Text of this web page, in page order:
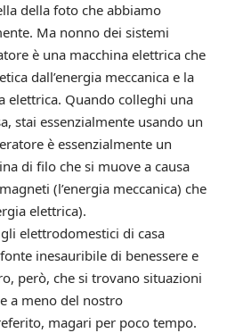
della foto che abbiamo
Ma nonno dei sistemi
è una macchina elettrica che
dall’energia meccanica e la
elettrica. Quando colleghi una
stai essenzialmente usando un
è essenzialmente un
di filo che si muove a causa
(l’energia meccanica) che
elettrica).
elettrodomestici di casa
inesauribile di benessere e
però, che si trovano situazioni
a meno del nostro
magari per poco tempo.